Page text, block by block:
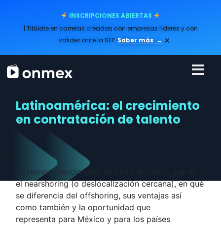
INSCRIPCIONES ABIERTAS
| Titúlate en carreras creadas con empresas líderes y con
validez ante la SEP. Saber más → ×
Latinoamérica: el crecimiento
en contratación de talento
Ya hemos mencionado en otros artículos qué es
el nearshoring (o deslocalización cercana), en qué
se diferencia del offshoring, sus ventajas así
como también y la oportunidad que
representa para México y para los países